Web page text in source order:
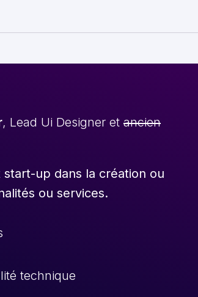
, Lead Ui Designer et ancien
up dans la création ou
ou services.
technique